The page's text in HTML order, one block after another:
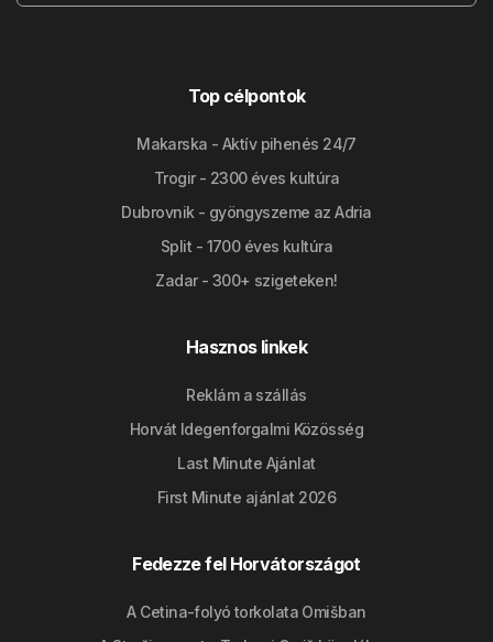
Top célpontok
Makarska - Aktív pihenés 24/7
Trogir - 2300 éves kultúra
Dubrovnik - gyöngyszeme az Adria
Split - 1700 éves kultúra
Zadar - 300+ szigeteken!
Hasznos linkek
Reklám a szállás
Horvát Idegenforgalmi Közösség
Last Minute Ajánlat
First Minute ajánlat 2026
Fedezze fel Horvátországot
A Cetina-folyó torkolata Omišban